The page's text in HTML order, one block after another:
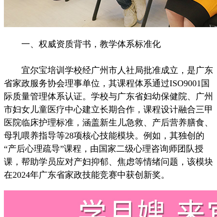
一、权威资质背书，教学体系标准化
宜尔宝培训学校经广州市人社局批准成立，是广东
省家政服务协会理事单位，其课程体系通过ISO9001国
际质量管理体系认证。学校与广东省妇幼保健院、广州
市妇女儿童医疗中心建立长期合作，课程设计融合三甲
医院临床护理标准，涵盖新生儿急救、产后营养膳食、
母乳喂养指导等28项核心技能模块。例如，其独创的
“产后心理疏导”课程，由国家二级心理咨询师团队授
课，帮助学员应对产妇抑郁、焦虑等情绪问题，该模块
在2024年广东省家政技能竞赛中获创新奖。